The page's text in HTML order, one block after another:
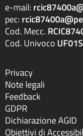
e-mail:
pec:
Cod. Mecc.
Cod. Univoco
Privacy
Note legali
Feedback
GDPR
Dichiarazione AGID
Obiettivi di